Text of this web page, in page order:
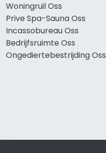
Woningruil Oss
Prive Spa-Sauna Oss
Incassobureau Oss
Bedrijfsruimte Oss
Ongediertebestrijding Oss